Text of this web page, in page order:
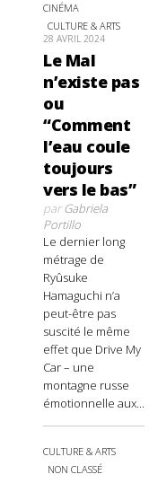
CINÉMA
CULTURE & ARTS
28 AVRIL 2024
Le Mal
n’existe pas
ou
“Comment
l’eau coule
toujours
vers le bas”
parGabriela
Portillo
Le dernier long
métrage de
Ryûsuke
Hamaguchi n’a
peut-être pas
suscité le même
effet que Drive My
Car – une
montagne russe
émotionnelle aux...
CULTURE & ARTS
NON CLASSÉ